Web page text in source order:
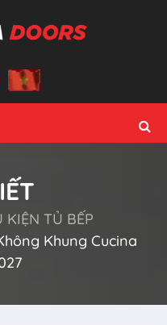
KIỆN TỦ BẾP
Khung Cucina